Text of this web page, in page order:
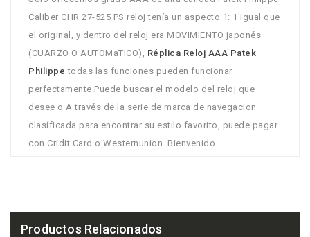
Caliber CHR 27-525 PS reloj tenía un aspecto 1: 1 igual que
el original, y dentro del reloj era MOVIMIENTO japonés
(CUARZO O AUTOMaTICO), Réplica Reloj AAA Patek
Philippe todas las funciones pueden funcionar
perfectamente.Puede buscar el modelo del reloj que
desee o A través de la serie de marca de navegacion
clasíficada para encontrar su estilo favorito, puede pagar
con Cridit Card o Westernunion. Bienvenido.
Productos Relacionados